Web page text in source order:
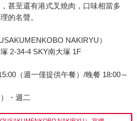
甚至還有港式叉燒肉，口味相當多
的名聲。
NAKIRYU）
2-34-4 SKY南大塚 1F
（週一僅提供午餐）/晚餐 18:00～
・週二